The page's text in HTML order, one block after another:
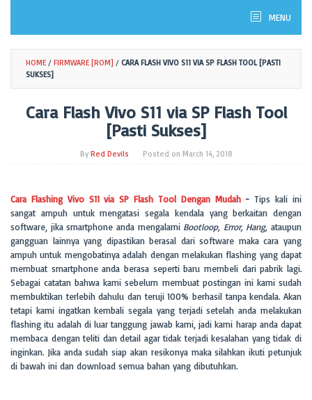
MENU
HOME / FIRMWARE [ROM] / CARA FLASH VIVO S11 VIA SP FLASH TOOL [PASTI
SUKSES]
Cara Flash Vivo S11 via SP Flash Tool
[Pasti Sukses]
By Red Devils Posted on March 14, 2018
Cara Flashing Vivo S11 via SP Flash Tool Dengan Mudah -Tips kali ini
sangat ampuh untuk mengatasi segala kendala yang berkaitan dengan
software, jika smartphone anda mengalami Bootloop, Error, Hang, ataupun
gangguan lainnya yang dipastikan berasal dari software maka cara yang
ampuh untuk mengobatinya adalah dengan melakukan flashing yang dapat
membuat smartphone anda berasa seperti baru membeli dari pabrik lagi.
Sebagai catatan bahwa kami sebelum membuat postingan ini kami sudah
membuktikan terlebih dahulu dan teruji 100% berhasil tanpa kendala. Akan
tetapi kami ingatkan kembali segala yang terjadi setelah anda melakukan
flashing itu adalah di luar tanggung jawab kami, jadi kami harap anda dapat
membaca dengan teliti dan detail agar tidak terjadi kesalahan yang tidak di
inginkan. Jika anda sudah siap akan resikonya maka silahkan ikuti petunjuk
di bawah ini dan download semua bahan yang dibutuhkan.